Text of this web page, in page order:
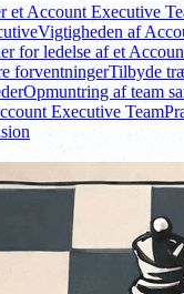
et Account Executive
Vigtigheden af
for ledelse af et
forventningerTilbyde
Opmuntring af team
Executive Team